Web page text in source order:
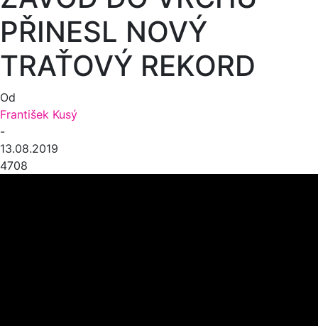
PŘINESL NOVÝ
TRAŤOVÝ REKORD
Od
František Kusý
-
13.08.2019
4708